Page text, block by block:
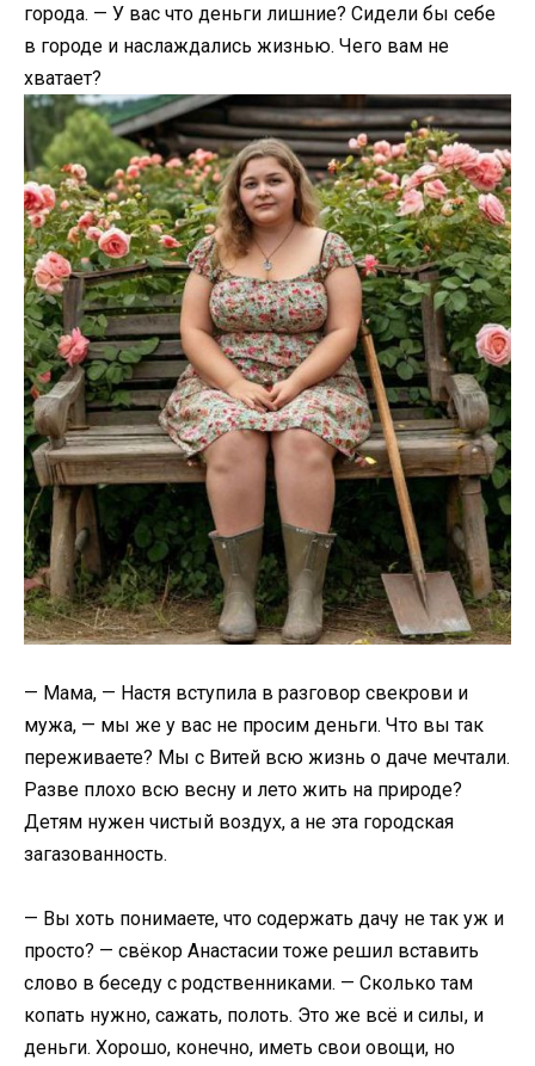
города. — У вас что деньги лишние? Сидели бы себе
в городе и наслаждались жизнью. Чего вам не
хватает?
— Мама, — Настя вступила в разговор свекрови и
мужа, — мы же у вас не просим деньги. Что вы так
переживаете? Мы с Витей всю жизнь о даче мечтали.
Разве плохо всю весну и лето жить на природе?
Детям нужен чистый воздух, а не эта городская
загазованность.
— Вы хоть понимаете, что содержать дачу не так уж и
просто? — свёкор Анастасии тоже решил вставить
слово в беседу с родственниками. — Сколько там
копать нужно, сажать, полоть. Это же всё и силы, и
деньги. Хорошо, конечно, иметь свои овощи, но